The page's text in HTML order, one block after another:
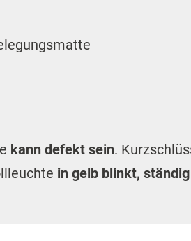
kann defekt sein.
in gelb blinkt,